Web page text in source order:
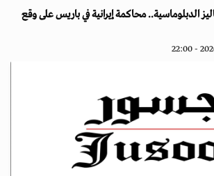
الدبلوماسية.. محاكمة إيرانية في باريس على وقع